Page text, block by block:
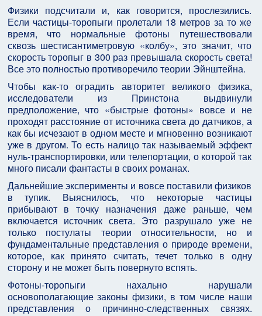
Физики подсчитали и, как говорится, прослезились.
Если частицы-торопыги пролетали 18 метров за то же
время, что нормальные фотоны путешествовали
сквозь шестисантиметровую «колбу», это значит, что
скорость торопыг в 300 раз превышала скорость света!
Все это полностью противоречило теории Эйнштейна.
Чтобы как-то оградить авторитет великого физика,
исследователи из Принстона выдвинули
предположение, что «быстрые фотоны» вовсе и не
проходят расстояние от источника света до датчиков, а
как бы исчезают в одном месте и мгновенно возникают
уже в другом. То есть налицо так называемый эффект
нуль-транспортировки, или телепортации, о которой так
много писали фантасты в своих романах.
Дальнейшие эксперименты и вовсе поставили физиков
в тупик. Выяснилось, что некоторые частицы
прибывают в точку назначения даже раньше, чем
включается источник света. Это разрушало уже не
только постулаты теории относительности, но и
фундаментальные представления о природе времени,
которое, как принято считать, течет только в одну
сторону и не может быть повернуто вспять.
Фотоны-торопыги нахально нарушали
основополагающие законы физики, в том числе наши
представления о причинно-следственных связях.